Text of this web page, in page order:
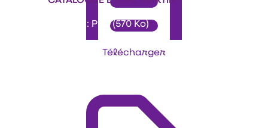
Format : PDF (570 Ko)
Télécharger